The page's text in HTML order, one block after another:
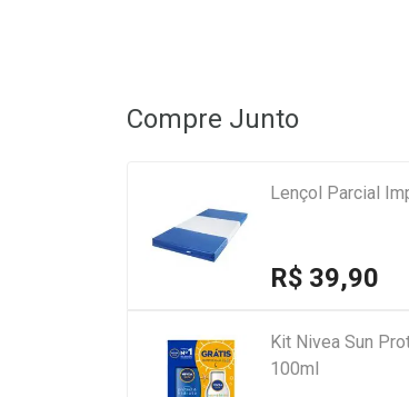
Compre Junto
Lençol Parcial
R$ 39,90
Kit Nivea Sun
100ml